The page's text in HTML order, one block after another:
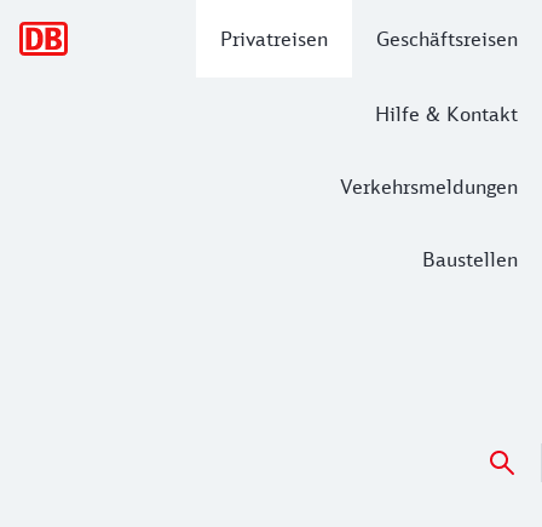
Privatreisen Geschäftsreisen
Hilfe & Kontakt
Verkehrsmeldungen
Baustellen